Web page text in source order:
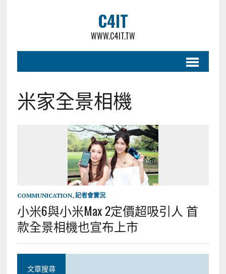
C4IT
WWW.C4IT.TW
米家全景相機
COMMUNICATION, 記者會實況
小米6與小米Max 2定價超吸引人 首
款全景相機也宣布上市
文章搜尋